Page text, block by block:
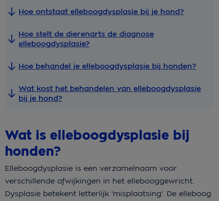
Hoe ontstaat elleboogdysplasie bij je hond?
Hoe stelt de dierenarts de diagnose
elleboogdysplasie?
Hoe behandel je elleboogdysplasie bij honden?
Wat kost het behandelen van elleboogdysplasie
bij je hond?
Wat is elleboogdysplasie bij
honden?
Elleboogdysplasie is een verzamelnaam voor
verschillende afwijkingen in het ellebooggewricht.
Dysplasie betekent letterlijk 'misplaatsing'. De elleboog